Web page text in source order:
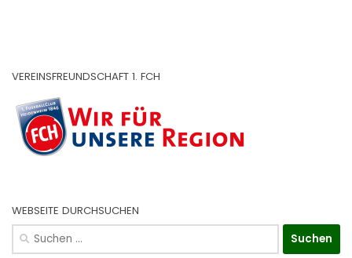
VEREINSFREUNDSCHAFT 1. FCH
WEBSEITE DURCHSUCHEN
Suchen
nach: